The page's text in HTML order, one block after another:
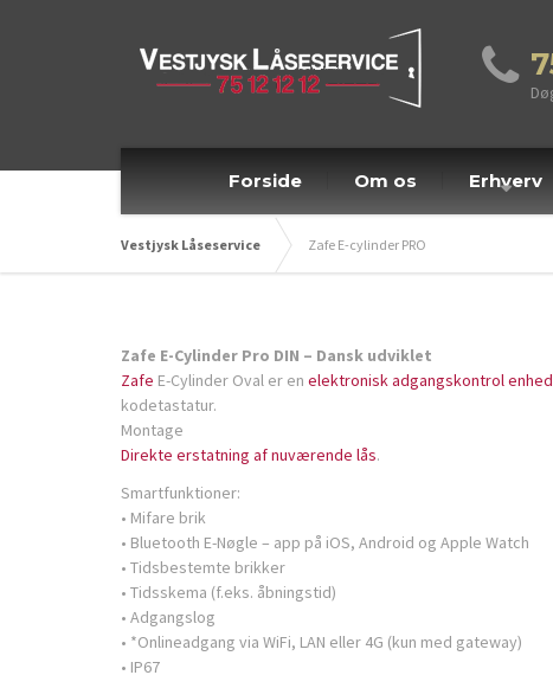
Forside Om os Erhverv
Vestjysk Låseservice Zafe E-cylinder PRO
Zafe E-Cylinder Pro DIN – Dansk udviklet
Zafe E-Cylinder Oval er en elektronisk adgangskontrol enhed
kodetastatur.
Montage
Direkte erstatning af nuværende lås.
Smartfunktioner:
• Mifare brik
• Bluetooth E-Nøgle – app på iOS, Android og Apple Watch
• Tidsbestemte brikker
• Tidsskema (f.eks. åbningstid)
• Adgangslog
• *Onlineadgang via WiFi, LAN eller 4G (kun med gateway)
• IP67